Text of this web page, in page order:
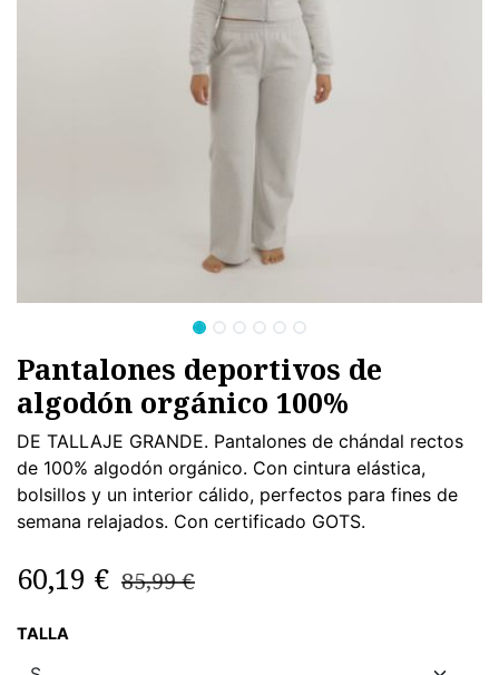
Pantalones deportivos de
algodón orgánico 100%
DE TALLAJE GRANDE. Pantalones de chándal rectos
de 100% algodón orgánico. Con cintura elástica,
bolsillos y un interior cálido, perfectos para fines de
semana relajados. Con certificado GOTS.
60,19 € 85,99€
TALLA